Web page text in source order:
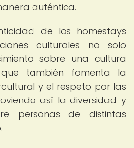
auténtica.
de los homestays
culturales no solo
sobre una cultura
también fomenta la
y el respeto por las
así la diversidad y
personas de distintas